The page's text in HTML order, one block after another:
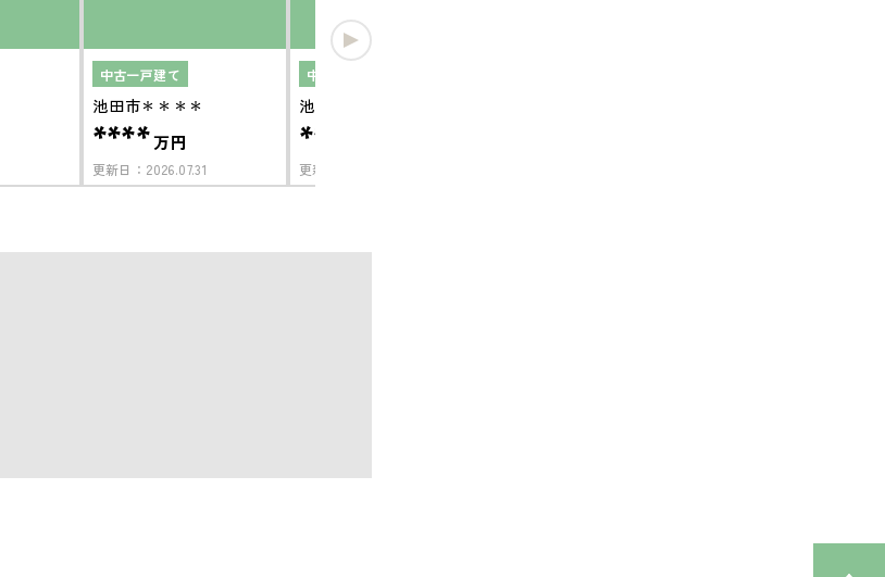
中古一戸建て
池田市＊＊＊＊
****万円
更新日： 2026.07.31
中古一戸建て
池田市＊＊＊＊
****
更新日：